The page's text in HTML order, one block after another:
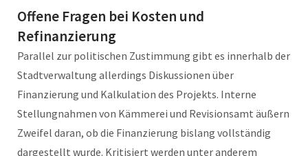
Offene Fragen bei Kosten und
Refinanzierung
Parallel zur politischen Zustimmung gibt es innerhalb der
Stadtverwaltung allerdings Diskussionen über
Finanzierung und Kalkulation des Projekts. Interne
Stellungnahmen von Kämmerei und Revisionsamt äußern
Zweifel daran, ob die Finanzierung bislang vollständig
dargestellt wurde. Kritisiert werden unter anderem